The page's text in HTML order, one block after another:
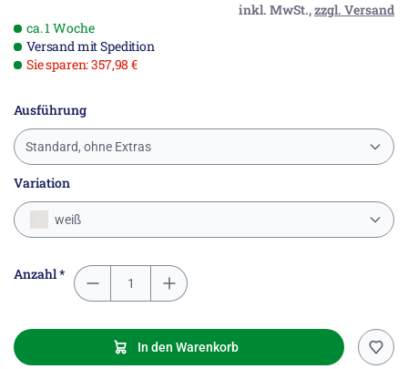
inkl. MwSt.,zzgl. Versand
ca. 1 Woche
Versand mit Spedition
Sie sparen: 357,98 €
Ausführung
Standard, ohne Extras
Variation
weiß
Anzahl *
In den Warenkorb